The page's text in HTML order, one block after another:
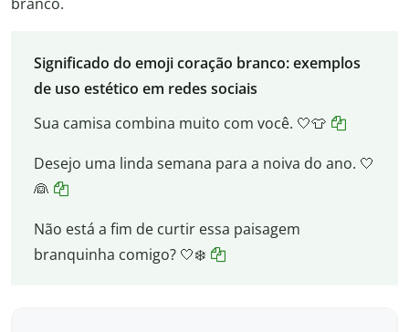
Significado do emoji coração branco: exemplos
de uso estético em redes sociais
Sua camisa combina muito com você. 🤍👕
Desejo uma linda semana para a noiva do ano. 🤍
👰
Não está a fim de curtir essa paisagem
branquinha comigo? 🤍❄️